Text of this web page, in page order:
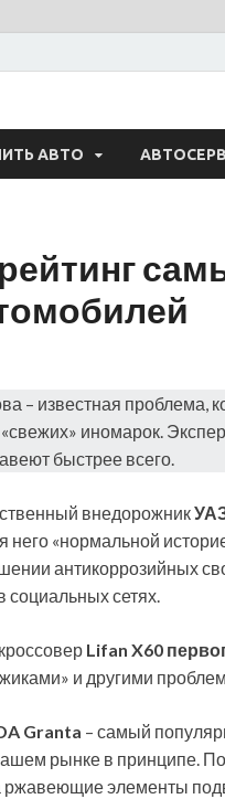
— Авто
АВТО
– известная проблема,
«свежих» иномарок.
быстрее всего.
внедорожник
«нормальной
антикоррозийных
социальных сетях.
Lifan X60
и другими
Granta – самый
рынке в принципе.
элементы